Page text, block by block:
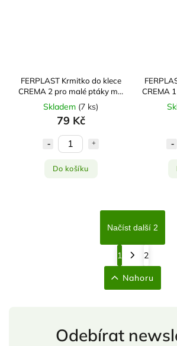
FERPLAST Krmitko do klece
CREMA 2 pro malé ptáky mix
barev
Skladem (7 ks)
79 Kč
Do košíku
CREMA
Načíst další 2
1 2
Nahoru
Odebírat